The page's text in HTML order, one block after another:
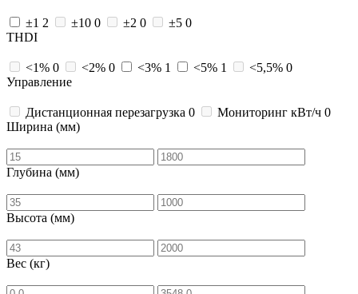
±1 2 ±10 0 ±2 0 ±5 0
THDI
<1% 0 <2% 0 <3% 1 <5% 1 <5,5% 0
Управление
Дистанционная перезагрузка 0 Мониторинг кВт/ч 0
Ширина (мм)
Глубина (мм)
Высота (мм)
Вес (кг)